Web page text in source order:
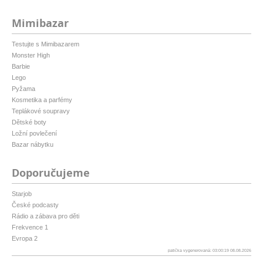
Mimibazar
Testujte s Mimibazarem
Monster High
Barbie
Lego
Pyžama
Kosmetika a parfémy
Teplákové soupravy
Dětské boty
Ložní povlečení
Bazar nábytku
Doporučujeme
Starjob
České podcasty
Rádio a zábava pro děti
Frekvence 1
Evropa 2
patička vygenerovaná: 03:00:19 08.08.2026